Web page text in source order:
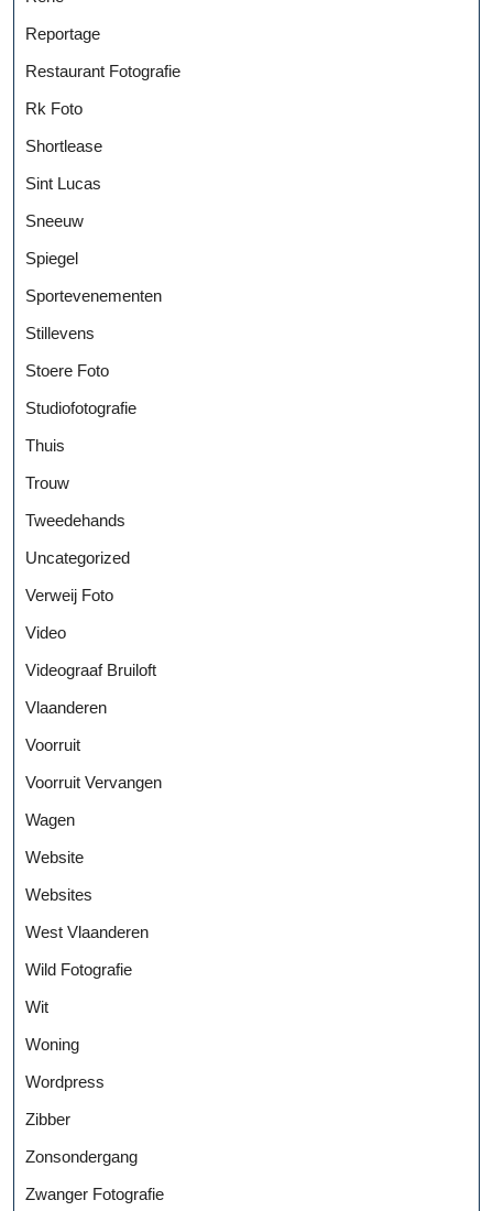
Reportage
Restaurant Fotografie
Rk Foto
Shortlease
Sint Lucas
Sneeuw
Spiegel
Sportevenementen
Stillevens
Stoere Foto
Studiofotografie
Thuis
Trouw
Tweedehands
Uncategorized
Verweij Foto
Video
Videograaf Bruiloft
Vlaanderen
Voorruit
Voorruit Vervangen
Wagen
Website
Websites
West Vlaanderen
Wild Fotografie
Wit
Woning
Wordpress
Zibber
Zonsondergang
Zwanger Fotografie